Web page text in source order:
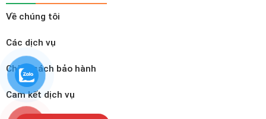
Về chúng tôi
Các dịch vụ
Chính sách bảo hành
Cam kết dịch vụ